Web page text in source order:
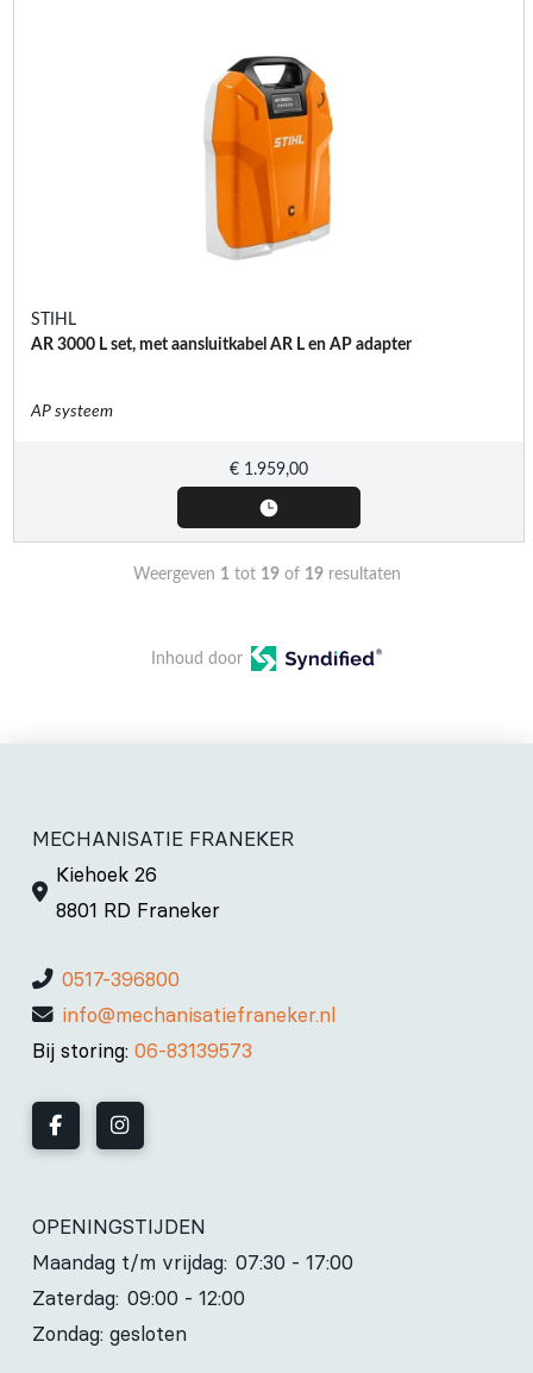
STIHL
AR 3000 L set, met aansluitkabel AR L en AP adapter
AP systeem
€1.959,00
Weergeven 1tot 19of 19resultaten
Inhoud door
MECHANISATIE FRANEKER
Kiehoek 26
8801 RD Franeker
0517-396800
info@mechanisatiefraneker.nl
Bij storing: 06-83139573
OPENINGSTIJDEN
Maandag t/m vrijdag: 07:30 - 17:00
Zaterdag: 09:00 - 12:00
Zondag: gesloten